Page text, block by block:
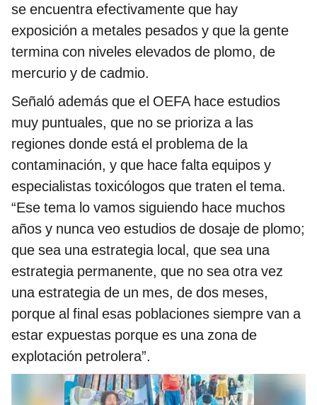
se encuentra efectivamente que hay
exposición a metales pesados y que la gente
termina con niveles elevados de plomo, de
mercurio y de cadmio.
Señaló además que el OEFA hace estudios
muy puntuales, que no se prioriza a las
regiones donde está el problema de la
contaminación, y que hace falta equipos y
especialistas toxicólogos que traten el tema.
“Ese tema lo vamos siguiendo hace muchos
años y nunca veo estudios de dosaje de plomo;
que sea una estrategia local, que sea una
estrategia permanente, que no sea otra vez
una estrategia de un mes, de dos meses,
porque al final esas poblaciones siempre van a
estar expuestas porque es una zona de
explotación petrolera”.